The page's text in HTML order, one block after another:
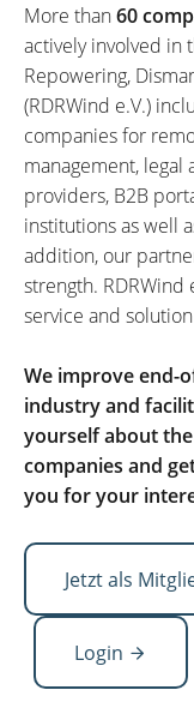
More than60
actively involved in
Repowering,
(RDRWind e.V.)
companies for
management, legal
providers, B2B
institutions as well
addition, our
strength. RDRWind
service and
We improve end-
industry and
yourself about
companies and
you for your
Jetzt als
Login